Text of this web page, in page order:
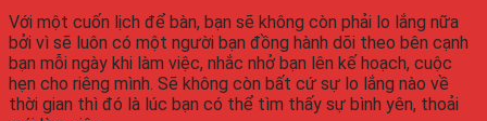
Với một cuốn lịch để bàn, bạn sẽ không còn phải lo lắng nữa
bởi vì sẽ luôn có một người bạn đồng hành dõi theo bên cạnh
bạn mỗi ngày khi làm việc, nhắc nhở bạn lên kế hoạch, cuộc
hẹn cho riêng mình. Sẽ không còn bất cứ sự lo lắng nào về
thời gian thì đó là lúc bạn có thể tìm thấy sự bình yên, thoải